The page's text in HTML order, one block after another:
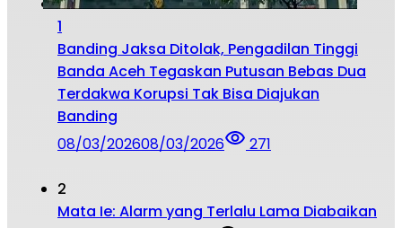
1
Banding Jaksa Ditolak, Pengadilan Tinggi
Banda Aceh Tegaskan Putusan Bebas Dua
Terdakwa Korupsi Tak Bisa Diajukan
Banding
08/03/202608/03/2026 271
2
Mata Ie: Alarm yang Terlalu Lama Diabaikan